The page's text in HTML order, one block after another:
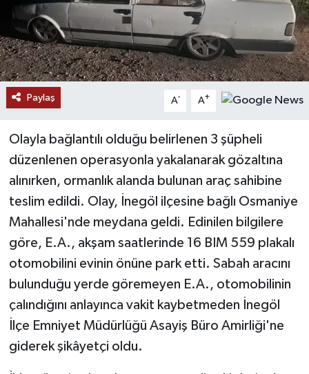
Paylaş A- A+
Olayla bağlantılı olduğu belirlenen 3 şüpheli
düzenlenen operasyonla yakalanarak gözaltına
alınırken, ormanlık alanda bulunan araç sahibine
teslim edildi. Olay, İnegöl ilçesine bağlı Osmaniye
Mahallesi'nde meydana geldi. Edinilen bilgilere
göre, E.A., akşam saatlerinde 16 BIM 559 plakalı
otomobilini evinin önüne park etti. Sabah aracını
bulunduğu yerde göremeyen E.A., otomobilinin
çalındığını anlayınca vakit kaybetmeden İnegöl
İlçe Emniyet Müdürlüğü Asayiş Büro Amirliği'ne
giderek şikâyetçi oldu.